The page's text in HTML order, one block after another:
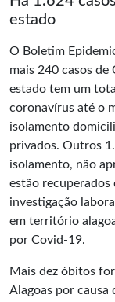
estado
O Boletim
mais 240 casos de
estado tem um
coronavírus até o
isolamento
privados. Outros
isolamento, não
estão recuperados
investigação
em território
por Covid-19.
Mais dez óbitos
Alagoas por causa